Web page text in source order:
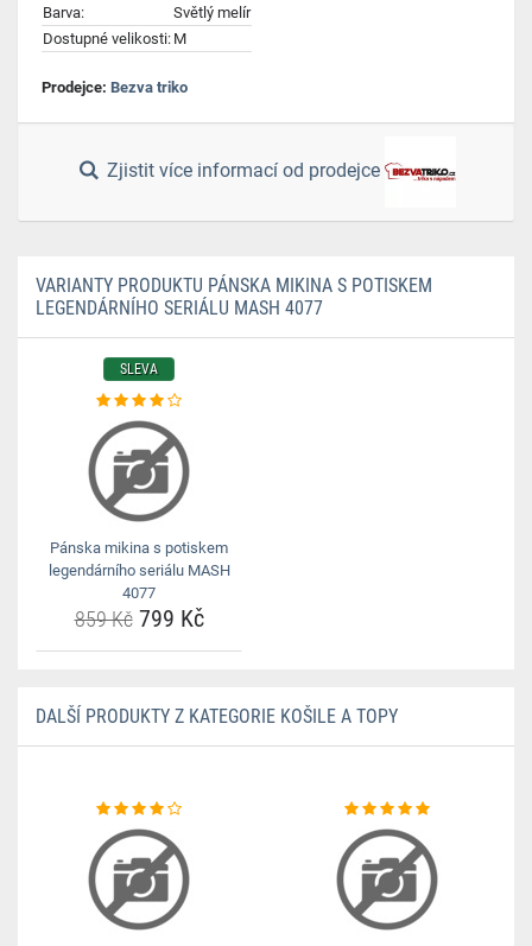
Barva:
Světlý melír
Dostupné velikosti: M
Prodejce: Bezva triko
Zjistit více informací od prodejce
VARIANTY PRODUKTU PÁNSKA MIKINA S POTISKEM
LEGENDÁRNÍHO SERIÁLU MASH 4077
SLEVA
Pánska mikina s potiskem
legendárního seriálu MASH
4077
859 Kč799 Kč
DALŠÍ PRODUKTY Z KATEGORIE KOŠILE A TOPY